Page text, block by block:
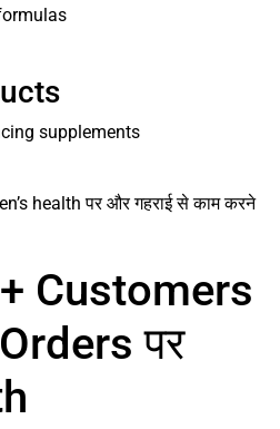
supplements
health पर और गहराई से काम करने
Customers
पर